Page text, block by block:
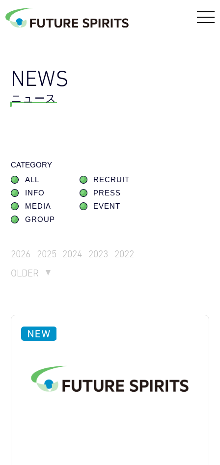
NEWS
ニュース
CATEGORY
ALL
RECRUIT
INFO
PRESS
MEDIA
EVENT
GROUP
2026 2025 2024 2023
2022
OLDER